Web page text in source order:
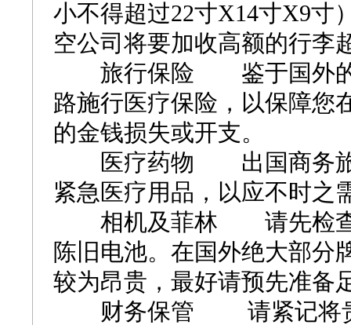
小不得超过22寸X14寸X9寸
空公司将要加收高额的行李
旅行保险 鉴于国外的医
路施行医疗保险，以保障您
的金钱损失或开支。
医疗药物 出国商务旅行
紧急医疗用品，以应不时之
相机及菲林 请先检查携
陈旧电池。在国外绝大部分
较为昂贵，最好请预先准备
财务保管 请紧记将贵